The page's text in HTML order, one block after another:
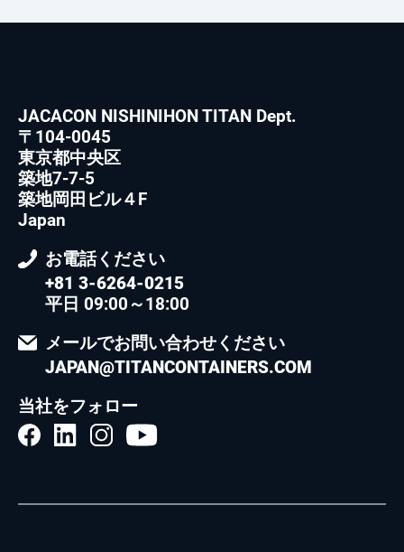
JACACON NISHINIHON TITAN Dept.
〒104-0045
東京都中央区
築地7-7-5
築地岡田ビル４F
Japan
お電話ください
+81 3-6264-0215
平日 09:00～18:00
メールでお問い合わせください
JAPAN@TITANCONTAINERS.COM
当社をフォロー